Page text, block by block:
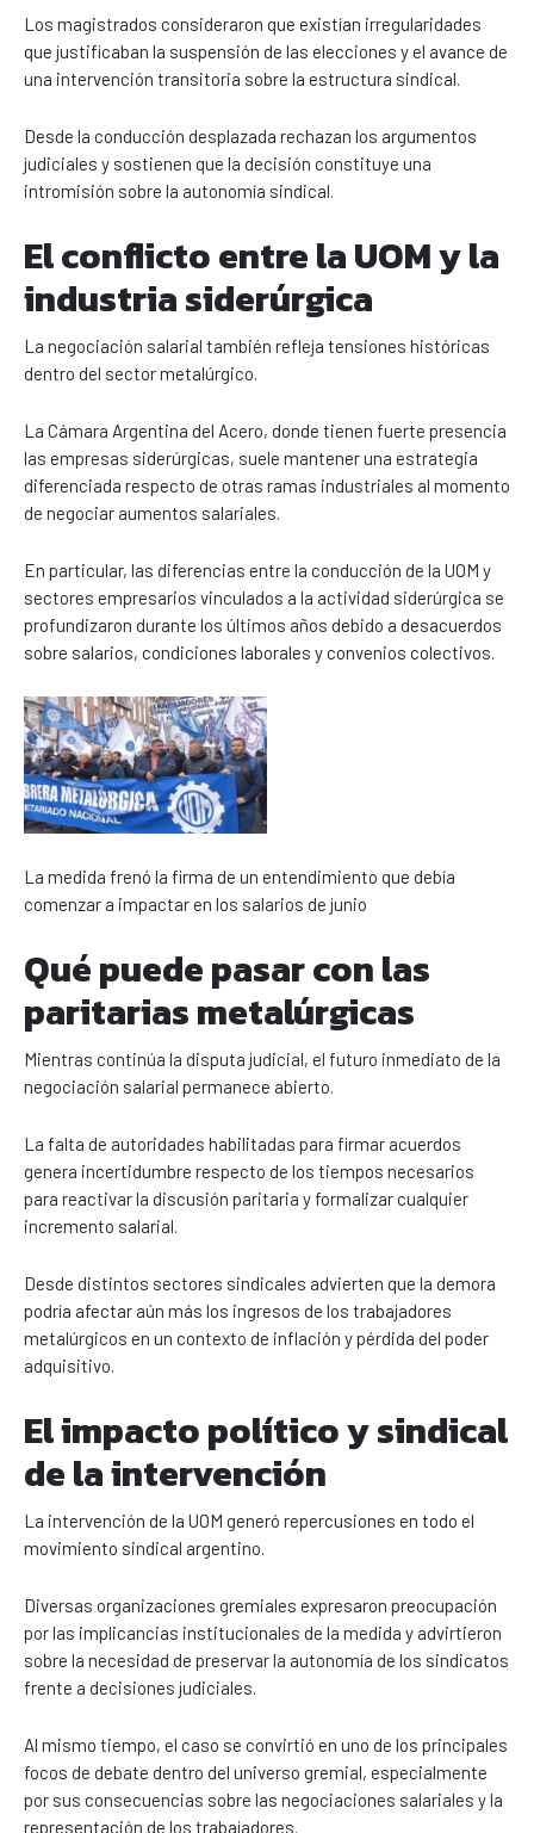
Los magistrados consideraron que existían irregularidades
que justificaban la suspensión de las elecciones y el avance de
una intervención transitoria sobre la estructura sindical.
Desde la conducción desplazada rechazan los argumentos
judiciales y sostienen que la decisión constituye una
intromisión sobre la autonomía sindical.
El conflicto entre la UOM y la
industria siderúrgica
La negociación salarial también refleja tensiones históricas
dentro del sector metalúrgico.
La Cámara Argentina del Acero, donde tienen fuerte presencia
las empresas siderúrgicas, suele mantener una estrategia
diferenciada respecto de otras ramas industriales al momento
de negociar aumentos salariales.
En particular, las diferencias entre la conducción de la UOM y
sectores empresarios vinculados a la actividad siderúrgica se
profundizaron durante los últimos años debido a desacuerdos
sobre salarios, condiciones laborales y convenios colectivos.
La medida frenó la firma de un entendimiento que debía
comenzar a impactar en los salarios de junio
Qué puede pasar con las
paritarias metalúrgicas
Mientras continúa la disputa judicial, el futuro inmediato de la
negociación salarial permanece abierto.
La falta de autoridades habilitadas para firmar acuerdos
genera incertidumbre respecto de los tiempos necesarios
para reactivar la discusión paritaria y formalizar cualquier
incremento salarial.
Desde distintos sectores sindicales advierten que la demora
podría afectar aún más los ingresos de los trabajadores
metalúrgicos en un contexto de inflación y pérdida del poder
adquisitivo.
El impacto político y sindical
de la intervención
La intervención de la UOM generó repercusiones en todo el
movimiento sindical argentino.
Diversas organizaciones gremiales expresaron preocupación
por las implicancias institucionales de la medida y advirtieron
sobre la necesidad de preservar la autonomía de los sindicatos
frente a decisiones judiciales.
Al mismo tiempo, el caso se convirtió en uno de los principales
focos de debate dentro del universo gremial, especialmente
por sus consecuencias sobre las negociaciones salariales y la
representación de los trabajadores.